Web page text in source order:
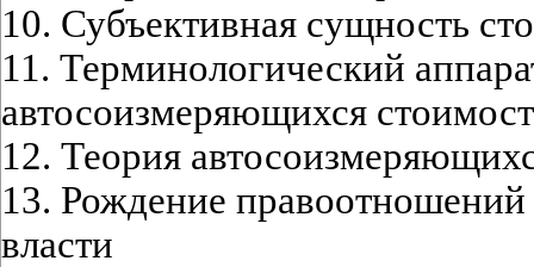
10. Субъективная сущность
11. Терминологический
автосоизмеряющихся
12. Теория
13. Рождение правоотношений
власти